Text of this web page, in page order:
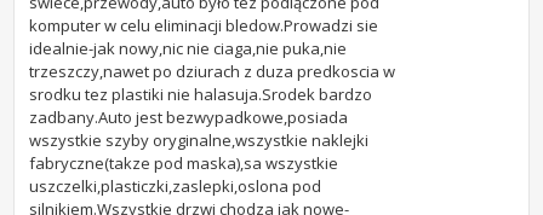
komputer w celu eliminacji bledow.Prowadzi sie
idealnie-jak nowy,nic nie ciaga,nie puka,nie
trzeszczy,nawet po dziurach z duza predkoscia w
srodku tez plastiki nie halasuja.Srodek bardzo
zadbany.Auto jest bezwypadkowe,posiada
wszystkie szyby oryginalne,wszystkie naklejki
fabryczne(takze pod maska),sa wszystkie
uszczelki,plasticzki,zaslepki,oslona pod
silnikiem.Wszystkie drzwi chodza jak nowe-